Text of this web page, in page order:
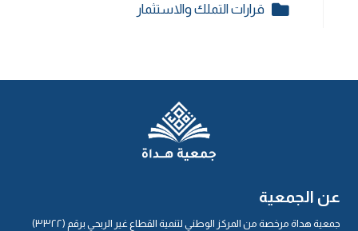
قرارات التملك والاستثمار
عن الجمعية
جمعية هداة مرخصة من المركز الوطني لتنمية القطاع غير الربحي برقم (٣٣٢٢)